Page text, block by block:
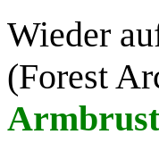
Wieder
(Forest
Armbrust